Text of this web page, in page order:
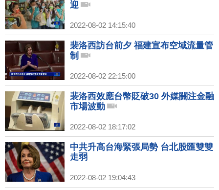
迎
2022-08-02 14:15:40
裴洛西訪台前夕 福建宣布空域流量管
制
2022-08-02 22:15:00
裴洛西效應台幣貶破30 外媒關注金融
市場波動
2022-08-02 18:17:02
中共升高台海緊張局勢 台北股匯雙雙
走弱
2022-08-02 19:04:43